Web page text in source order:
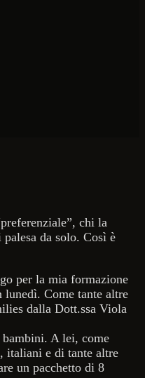
chi la
da solo. Così è
per la mia formazione
Come tante altre
dalla Dott.ssa Viola
bambini. A lei, come
italiani e di tante altre
un pacchetto di 8